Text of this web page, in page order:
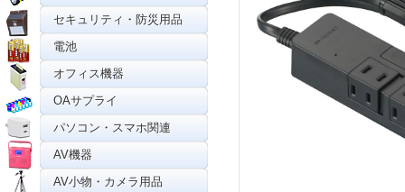
セキュリティ・防災用品
電池
オフィス機器
OAサプライ
パソコン・スマホ関連
AV機器
AV小物・カメラ用品